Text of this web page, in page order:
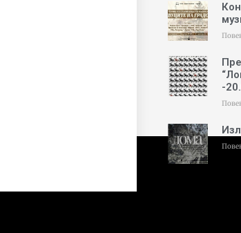
-